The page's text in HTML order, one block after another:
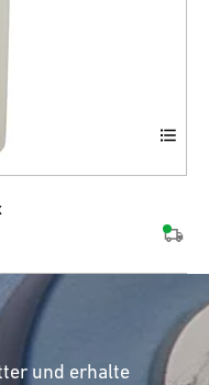
und erhalte